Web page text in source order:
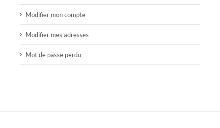
Modifier mon compte
Modifier mes adresses
Mot de passe perdu